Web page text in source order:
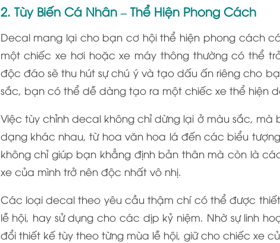
2. Tùy Biến Cá Nhân – Thể Hiện Phong Cách
Decal mang lại cho bạn cơ hội thể hiện phong cách
một chiếc xe hơi hoặc xe máy thông thường có thể
độc đáo sẽ thu hút sự chú ý và tạo dấu ấn riêng cho
sắc, bạn có thể dễ dàng tạo ra một chiếc xe thể hiện
Việc tùy chỉnh decal không chỉ dừng lại ở màu sắc,
dạng khác nhau, từ hoa văn hoa lá đến các biểu
không chỉ giúp bạn khẳng định bản thân mà còn là
xe của mình trở nên độc nhất vô nhị.
Các loại decal theo yêu cầu thậm chí có thể được
lễ hội, hay sử dụng cho các dịp kỷ niệm. Nhờ sự linh
đổi thiết kế tùy theo từng mùa lễ hội, giữ cho chiếc xe